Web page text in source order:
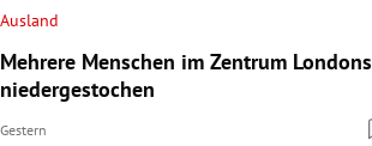
Ausland
Mehrere Menschen im Zentrum Londons
niedergestochen
Gestern